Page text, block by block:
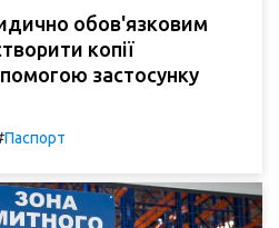
обов'язковим
копії
застосунку
Паспорт